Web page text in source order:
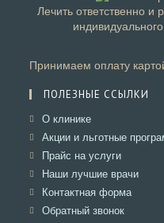
Лечить ответственно и
Принимаем оплату
ПОЛЕЗНЫЕ ССЫЛКИ
О клиникеОткроется
в
вкладке
Акции и льготные
Прайс на услуги
в
вкладке
Наши лучшие врачи
Контактная форма
Обратный звонок